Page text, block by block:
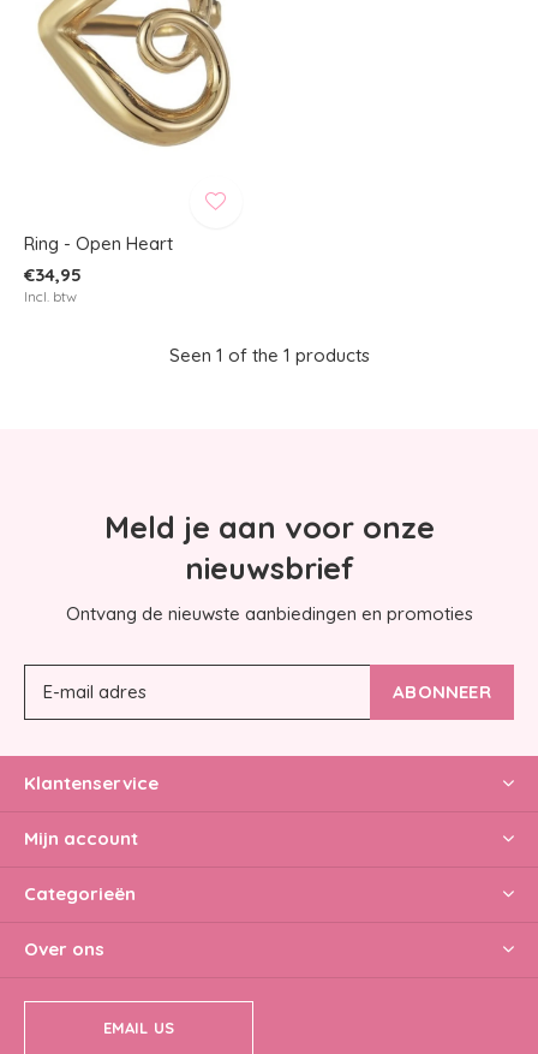
Ring - Open Heart
€34,95
Incl. btw
Seen 1 of the 1 products
Meld je aan voor onze
nieuwsbrief
Ontvang de nieuwste aanbiedingen en promoties
ABONNEER
Klantenservice
Mijn account
Categorieën
Over ons
EMAIL US